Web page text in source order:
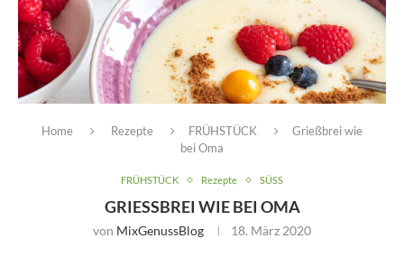
Home Rezepte FRÜHSTÜCK
Grießbrei wie
bei Oma
FRÜHSTÜCK Rezepte SÜSS
GRIESSBREI WIE BEI OMA
von MixGenussBlog 18. März 2020